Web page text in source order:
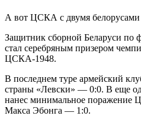
А вот ЦСКА с двумя
Защитник сборной Беларуси по
стал серебряным призером
ЦСКА-1948.
В последнем туре армейский
страны «Левски» — 0:0. В еще
нанес минимальное поражение
Макса Эбонга — 1:0.